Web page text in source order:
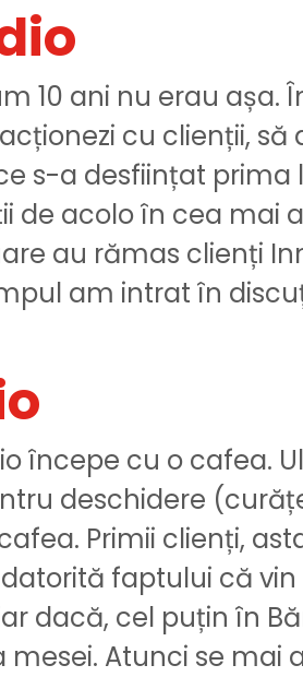
10 ani nu erau
cu clienții,
s-a desființat
de acolo în cea mai
au rămas clienți
am intrat în
începe cu o cafea.
deschidere
Primii clienți,
faptului că
dacă, cel puțin în
Atunci se mai